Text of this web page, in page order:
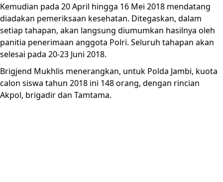
Kemudian pada 20 April hingga 16 Mei 2018 mendatang
diadakan pemeriksaan kesehatan. Ditegaskan, dalam
setiap tahapan, akan langsung diumumkan hasilnya oleh
panitia penerimaan anggota Polri. Seluruh tahapan akan
selesai pada 20-23 Juni 2018.
Brigjend Mukhlis menerangkan, untuk Polda Jambi, kuota
calon siswa tahun 2018 ini 148 orang, dengan rincian
Akpol, brigadir dan Tamtama.